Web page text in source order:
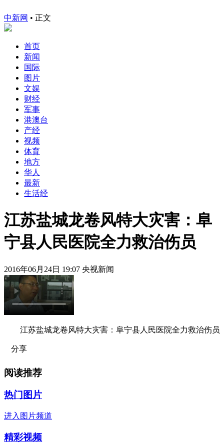
中新网 • 正文
首页
新闻
国际
图片
文娱
财经
军事
港澳台
产经
视频
体育
地方
华人
最新
生活经
江苏盐城龙卷风特大灾害：阜
宁县人民医院全力救治伤员
2016年06月24日 19:07 央视新闻
江苏盐城龙卷风特大灾害：阜宁县人民医院全力救治伤员
分享
阅读推荐
热门图片
进入图片频道
精彩视频